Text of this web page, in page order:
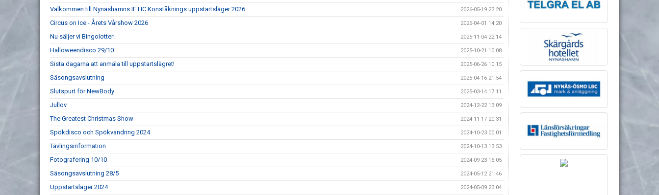
Välkommen till Nynäshamns IF HC Konståknings uppstartsläger 2026 2026-05-19 23:20
Circus on Ice - Årets Vårshow 2026 2026-04-01 14:20
Nu säljer vi Bingolotter! 2025-11-04 22:14
Halloweendisco 29/10 2025-10-21 10:08
Sista dagarna att anmäla till uppstartslägret! 2025-06-26 10:15
Säsongsavslutning 2025-04-16 21:54
Slutspurt för NewBody 2025-03-14 17:11
Jullov 2024-12-22 13:09
The Greatest Christmas Show 2024-11-17 20:31
Spökdisco och Spökvandring 2024 2024-10-23 00:01
Tävlingsinformation 2024-10-13 13:53
Fotografering 10/10 2024-09-23 16:05
Säsongsavslutning 28/5 2024-05-12 21:46
Uppstartsläger 2024 2024-05-09 23:04